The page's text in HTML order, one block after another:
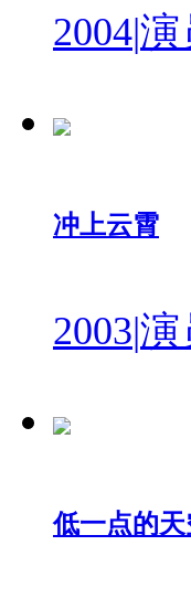
2004|演
冲上云霄
2003|演
低一点的天